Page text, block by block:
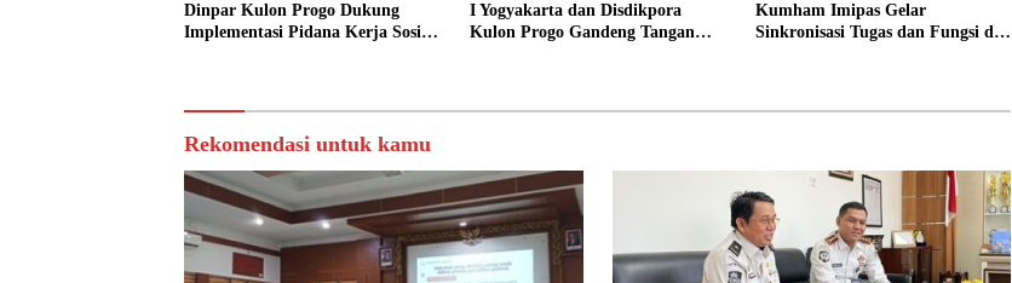
Dinpar Kulon Progo Dukung
Implementasi Pidana Kerja Sosial
I Yogyakarta dan Disdikpora
Kulon Progo Gandeng Tangan
Kumham Imipas Gelar
Sinkronisasi Tugas dan Fungsi di
Rekomendasi untuk kamu